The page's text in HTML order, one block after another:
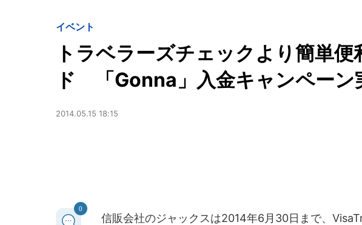
イベント
トラベラーズチェックより簡単
ド 「Gonna」入金キャンペーン
2014.05.15 18:15
0
信販会社のジャックスは2014年6月30日まで、